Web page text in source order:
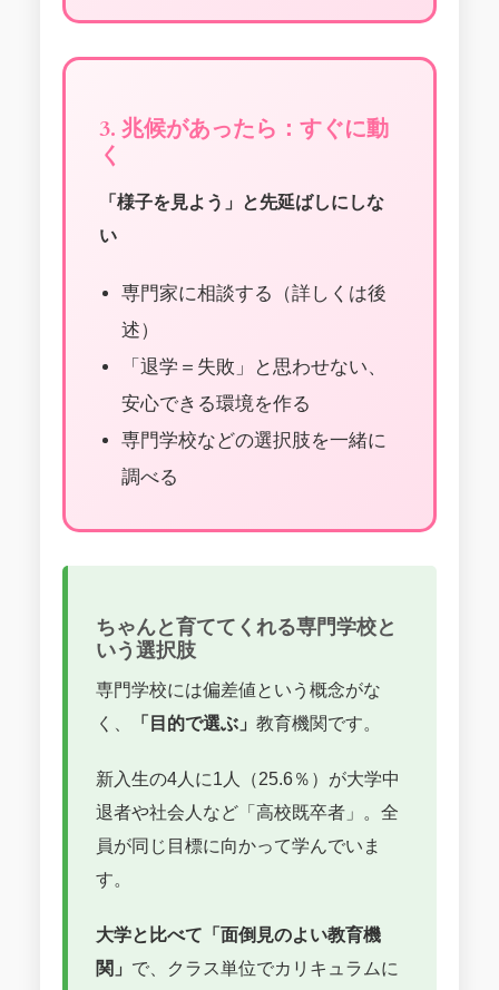
3. 兆候があったら：すぐに動
く
「様子を見よう」と先延ばしにしな
い
専門家に相談する（詳しくは後
述）
「退学＝失敗」と思わせない、
安心できる環境を作る
専門学校などの選択肢を一緒に
調べる
ちゃんと育ててくれる専門学校と
いう選択肢
専門学校には偏差値という概念がな
く、
「目的で選ぶ」 教育機関です。
新入生の4人に1人（25.6％）が大学中
退者や社会人など「高校既卒者」。全
員が同じ目標に向かって学んでいま
す。
大学と比べて「面倒見のよい教育機
関」 で、クラス単位でカリキュラムに